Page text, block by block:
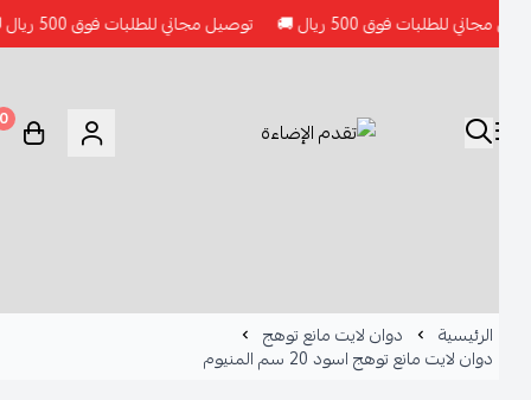
فوق 500 ريال 🚚 توصيل مجاني للطلبات فوق 500 ريال 🚚
0
الرئيسية دوان لايت مانع توهج
دوان لايت مانع توهج اسود 20 سم المنيوم